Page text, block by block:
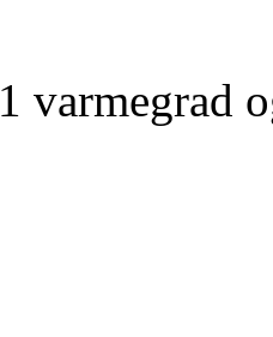
1 varmegrad